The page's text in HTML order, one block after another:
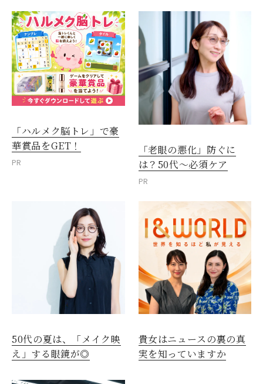
「ハルメク脳トレ」で豪
華賞品をGET！
PR
「老眼の悪化」防ぐに
は？50代～必須ケア
PR
50代の夏は、「メイク映
え」する眼鏡が◎
貴女はニュースの裏の真
実を知っていますか